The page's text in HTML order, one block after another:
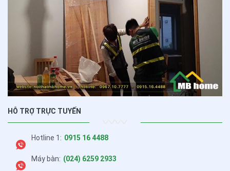
HỖ TRỢ TRỰC TUYẾN
Hotline 1: 0915 16 4488
Máy bàn: (024) 6259 2933